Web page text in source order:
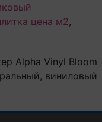
цена м2 ,
Alpha Vinyl Bloom
виниловый